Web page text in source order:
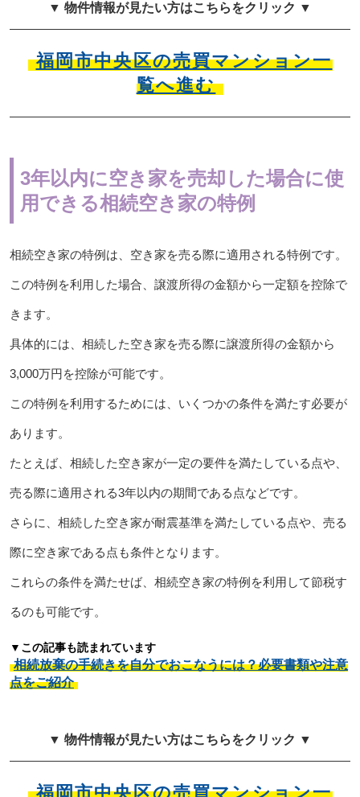
▼ 物件情報が見たい方はこちらをクリック ▼
福岡市中央区の売買マンション一
覧へ進む
3年以内に空き家を売却した場合に使
用できる相続空き家の特例
相続空き家の特例は、空き家を売る際に適用される特例です。
この特例を利用した場合、譲渡所得の金額から一定額を控除で
きます。
具体的には、相続した空き家を売る際に譲渡所得の金額から
3,000万円を控除が可能です。
この特例を利用するためには、いくつかの条件を満たす必要が
あります。
たとえば、相続した空き家が一定の要件を満たしている点や、
売る際に適用される3年以内の期間である点などです。
さらに、相続した空き家が耐震基準を満たしている点や、売る
際に空き家である点も条件となります。
これらの条件を満たせば、相続空き家の特例を利用して節税す
るのも可能です。
▼この記事も読まれています
相続放棄の手続きを自分でおこなうには？必要書類や注意
点をご紹介
▼ 物件情報が見たい方はこちらをクリック ▼
福岡市中央区の売買マンション一